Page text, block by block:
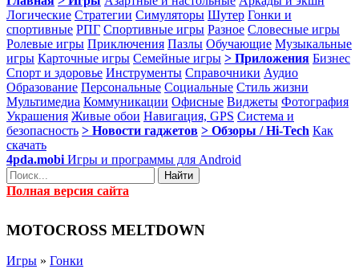
Логические Стратегии Симуляторы Шутер Гонки и
спортивные РПГ Спортивные игры Разное Словесные игры
Ролевые игры Приключения Пазлы Обучающие Музыкальные
игры Карточные игры Семейные игры > Приложения Бизнес
Спорт и здоровье Инструменты Справочники Аудио
Образование Персональные Социальные Стиль жизни
Мультимедиа Коммуникации Офисные Виджеты Фотография
Украшения Живые обои Навигация, GPS Система и
безопасность > Новости гаджетов > Обзоры / Hi-Tech Как
скачать
4pda.mobi Игры и программы для Android
Найти
Полная версия сайта
MOTOCROSS MELTDOWN
Игры » Гонки